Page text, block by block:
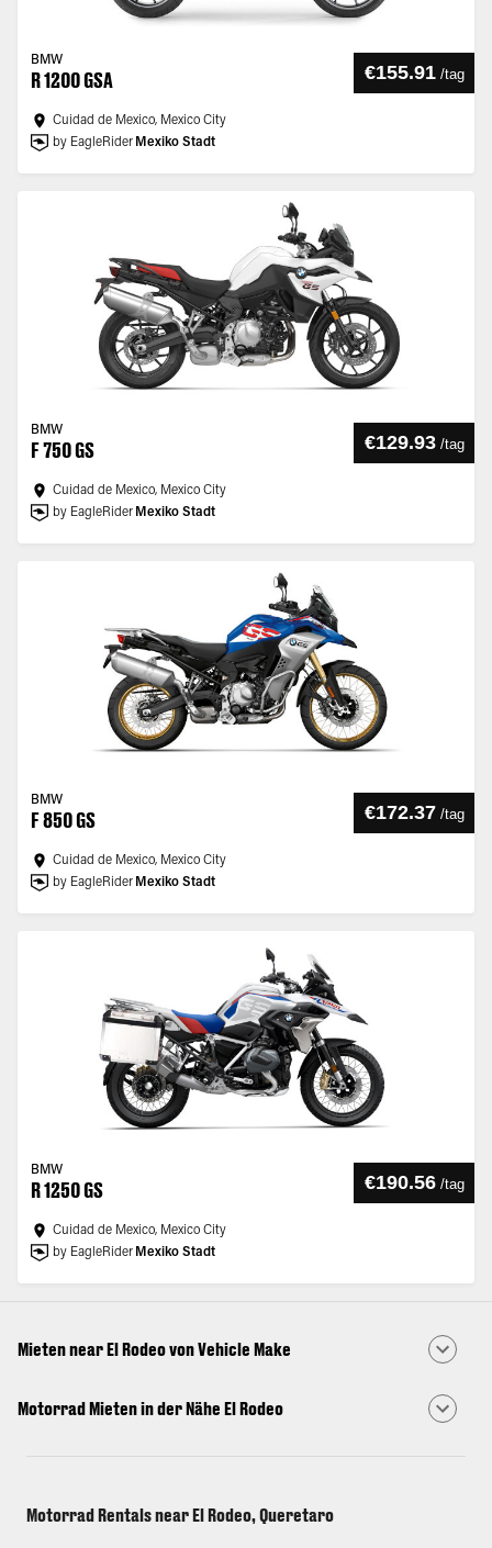
BMW
R 1200 GSA €155.91 /tag
Cuidad de Mexico, Mexico City
by EagleRider Mexiko Stadt
BMW
F 750 GS €129.93 /tag
Cuidad de Mexico, Mexico City
by EagleRider Mexiko Stadt
BMW
F 850 GS €172.37 /tag
Cuidad de Mexico, Mexico City
by EagleRider Mexiko Stadt
BMW
R 1250 GS €190.56 /tag
Cuidad de Mexico, Mexico City
by EagleRider Mexiko Stadt
Mieten near El Rodeo von Vehicle Make
Motorrad Mieten in der Nähe El Rodeo
Motorrad Rentals near El Rodeo, Queretaro